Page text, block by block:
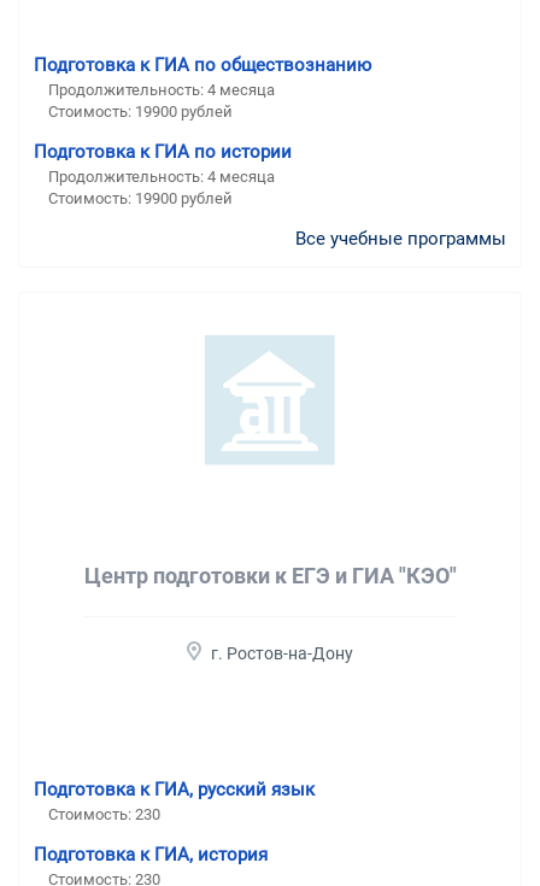
Подготовка к ГИА по обществознанию
Продолжительность: 4 месяца
Стоимость: 19900 рублей
Подготовка к ГИА по истории
Продолжительность: 4 месяца
Стоимость: 19900 рублей
Все учебные программы
Центр подготовки к ЕГЭ и ГИА "КЭО"
г. Ростов-на-Дону
Подготовка к ГИА, русский язык
Стоимость: 230
Подготовка к ГИА, история
Стоимость: 230